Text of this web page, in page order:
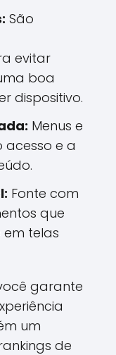
São
evitar
boa
dispositivo.
Menus e
e a
Fonte com
que
telas
garante
um
de